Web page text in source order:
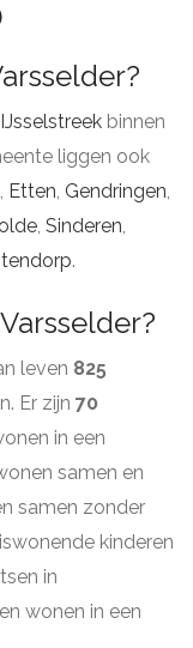
binnen
liggen ook
, Etten, Gendringen,
, Sinderen,
.
leven 825
Er zijn 70
in een
samen en
samen zonder
kinderen
in
wonen in een